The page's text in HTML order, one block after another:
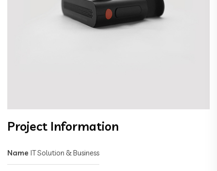
Project Information
Name IT Solution & Business